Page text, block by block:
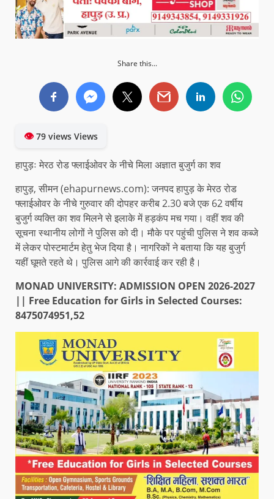
Share this...
👁79 views Views
हापुड़ः मेरठ रोड फ्लाईओवर के नीचे मिला अज्ञात बुजुर्ग का शव
हापुड़, सीमन (ehapurnews.com): जनपद हापुड़ के मेरठ रोड
फ्लाईओवर के नीचे गुरुवार की दोपहर करीब 2.30 बजे एक 62 वर्षीय
बुजुर्ग व्यक्ति का शव मिलने से इलाके में हड़कंप मच गया। वहीं शव की
सूचना स्थानीय लोगों ने पुलिस को दी। मौके पर पहुंची पुलिस ने शव कब्जे
में लेकर पोस्टमार्टम हेतु भेज दिया है। नागरिकों ने बताया कि यह बुजुर्ग
यहीं घूमते रहते थे। पुलिस आगे की कार्रवाई कर रही है।
MONAD UNIVERSITY: ADMISSION OPEN 2026-2027
|| Free Education for Girls in Selected Courses:
8475074951,52